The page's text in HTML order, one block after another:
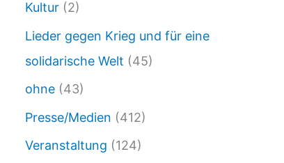
7
Kultur (2)
Lieder gegen Krieg und für eine
solidarische Welt (45)
ohne (43)
Presse/Medien (412)
Veranstaltung (124)